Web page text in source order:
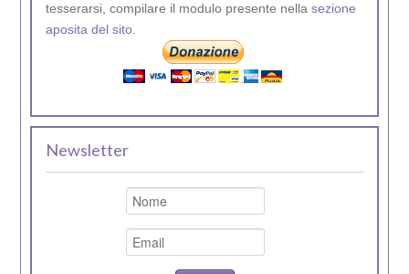
tesserarsi, compilare il modulo presente nella sezione
aposita del sito.
Newsletter